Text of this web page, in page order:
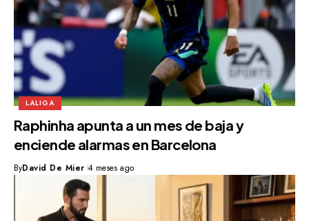
LALIGA
Raphinha apunta a un mes de baja y
enciende alarmas en Barcelona
ByDavid De Mier 4 meses ago